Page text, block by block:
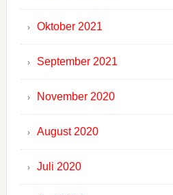
Oktober 2021
September 2021
November 2020
August 2020
Juli 2020